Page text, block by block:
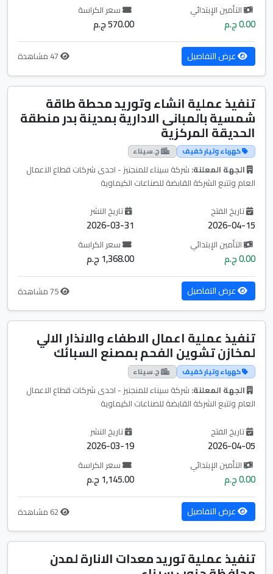
التأمين الإبتدائي
0.00 ج.م
سعر الكراسة
570.00 ج.م
عرض التفاصيل
تنفيذ عملية انشاء وتوريد محطة طاقة
شمسية بالمبانى الادارية بمدينة بدر منطقة
الحديقة المركزية
كهرباء وتيار خفيف ج.سيناء
الجهة المعلنة: شركة سيناء للمنجنيز - احدى شركات قطاع الاعمال
العام وتتبع الشركة القابضة للصناعات الكيماوية
تاريخ الفتح
2026-04-15
تاريخ النشر
2026-03-31
التأمين الإبتدائي
0.00 ج.م
سعر الكراسة
1,368.00 ج.م
عرض التفاصيل
تنفيذ عملية اعمال الاطفاء والانذار الالي
لمخازن تشوين الفحم بمصنع السبائك
كهرباء وتيار خفيف ج.سيناء
الجهة المعلنة: شركة سيناء للمنجنيز - احدى شركات قطاع الاعمال
العام وتتبع الشركة القابضة للصناعات الكيماوية
تاريخ الفتح
2026-04-05
تاريخ النشر
2026-03-19
التأمين الإبتدائي
0.00 ج.م
سعر الكراسة
1,145.00 ج.م
عرض التفاصيل
تنفيذ عملية توريد معدات الانارة لمدن